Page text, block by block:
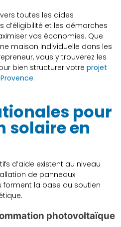
toutes les aides
d’éligibilité et les démarches
vos économies. Que
maison individuelle dans les
vous y trouverez les
bien structurer votre projet
.
pour
solaire en
d’aide existent au niveau
de panneaux
la base du soutien
photovoltaïque